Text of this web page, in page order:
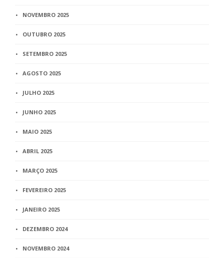
NOVEMBRO 2025
OUTUBRO 2025
SETEMBRO 2025
AGOSTO 2025
JULHO 2025
JUNHO 2025
MAIO 2025
ABRIL 2025
MARÇO 2025
FEVEREIRO 2025
JANEIRO 2025
DEZEMBRO 2024
NOVEMBRO 2024